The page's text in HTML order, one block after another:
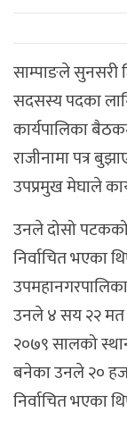
साम्पाङले सुनसरी
सदसस्य पदका
कार्यपालिका
राजीनामा पत्र
उपप्रमुख मेघाले
उनले दोसो पटकको
निर्वाचित भएका
उनले ४ सय २२ मत
२०७९ सालको
बनेका उनले २०
निर्वाचित भएका